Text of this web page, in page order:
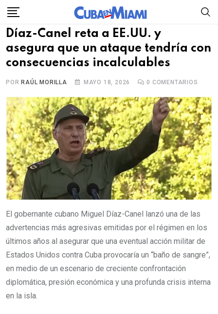
Skip
content
Díaz-Canel reta a EE.UU. y
asegura que un ataque tendría con
consecuencias incalculables
POR RAÚL MORILLA MAYO 18, 2026 0 COMENTARIOS
El gobernante cubano Miguel Díaz-Canel lanzó una de las
advertencias más agresivas emitidas por el régimen en los
últimos años al asegurar que una eventual acción militar de
Estados Unidos contra Cuba provocaría un “baño de sangre”,
en medio de un escenario de creciente confrontación
diplomática, presión económica y una profunda crisis interna
en la isla.